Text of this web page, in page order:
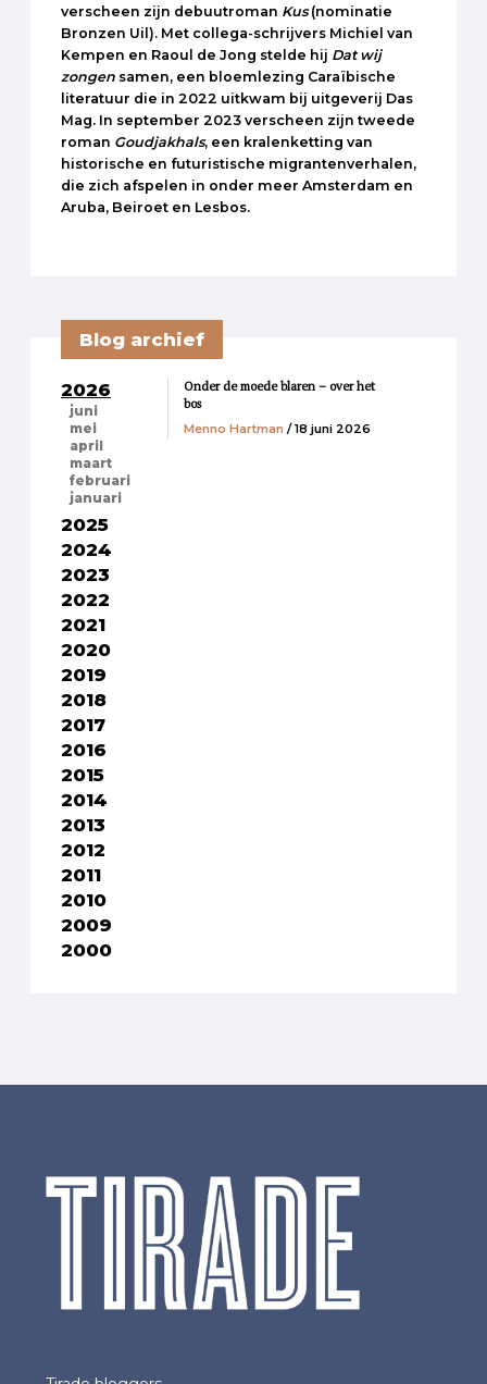
verscheen zijn debuutroman Kus(nominatie
Bronzen Uil). Met collega-schrijvers Michiel van
Kempen en Raoul de Jong stelde hij Dat wij
zongen samen, een bloemlezing Caraïbische
literatuur die in 2022 uitkwam bij uitgeverij Das
Mag. In september 2023 verscheen zijn tweede
roman Goudjakhals, een kralenketting van
historische en futuristische migrantenverhalen,
die zich afspelen in onder meer Amsterdam en
Aruba, Beiroet en Lesbos.
Blog archief
2026
juni
mei
april
maart
februari
januari
2025
2024
2023
2022
2021
2020
2019
2018
2017
2016
2015
2014
2013
2012
2011
2010
2009
2000
Onder de moede blaren – over het
bos
Menno Hartman / 18 juni 2026